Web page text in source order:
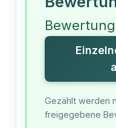
Gezählt werden
freigegebene